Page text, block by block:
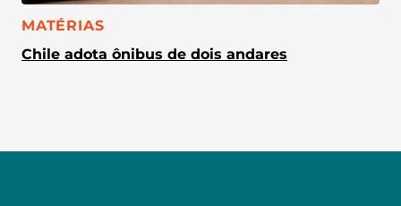
CATEGORIA:
MATÉRIAS
Chile adota ônibus de dois andares